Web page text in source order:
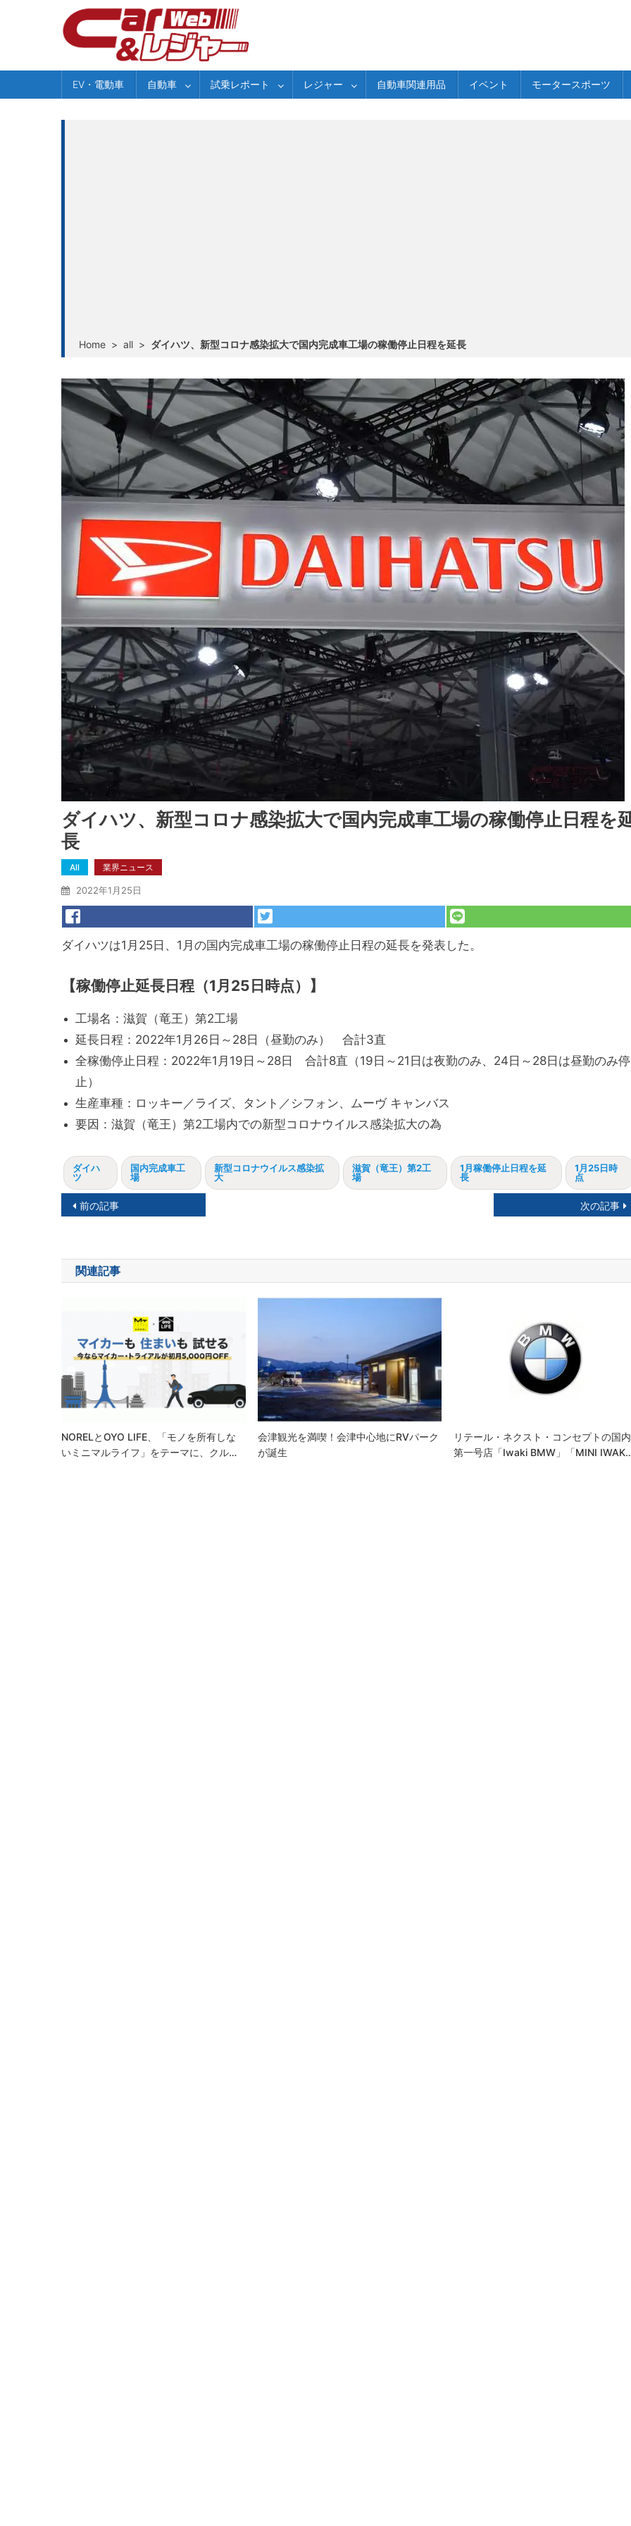
EV・電動車 自動車 試乗レポート レジャー 自動車関連用品 イベント モータースポーツ
Home > all > ダイハツ、新型コロナ感染拡大で国内完成車工場の稼働停止日程を延長
ダイハツ、新型コロナ感染拡大で国内完成車工場の稼働停止日程を
長
All 業界ニュース
2022年1月25日
ダイハツは1月25日、1月の国内完成車工場の稼働停止日程の延長を発表した。
【稼働停止延長日程（1月25日時点）】
工場名：滋賀（竜王）第2工場
延長日程：2022年1月26日～28日（昼勤のみ） 合計3直
全稼働停止日程：2022年1月19日～28日 合計8直（19日～21日は夜勤のみ、24日～28日は昼勤のみ停
止）
生産車種：ロッキー／ライズ、タント／シフォン、ムーヴ キャンバス
要因：滋賀（竜王）第2工場内での新型コロナウイルス感染拡大の為
ダイハ
ツ
国内完成車工
場
新型コロナウイルス感染拡
大
滋賀（竜王）第2工
場
1月稼働停止日程を延
長
1月25日時
点
投
ナ
ビ
ー
シ
ョ
前の記事 次の記事
関連記事
NORELとOYO LIFE、「モノを所有しな
いミニマルライフ」をテーマに、クル…
会津観光を満喫！会津中心地にRVパーク
が誕生
リテール・ネクスト・コンセプトの国内
第一号店「Iwaki BMW」「MINI